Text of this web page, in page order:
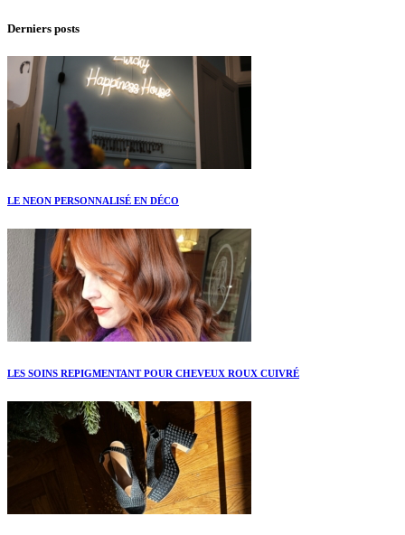
Derniers posts
LE NEON PERSONNALISÉ EN DÉCO
LES SOINS REPIGMENTANT POUR CHEVEUX ROUX CUIVRÉ